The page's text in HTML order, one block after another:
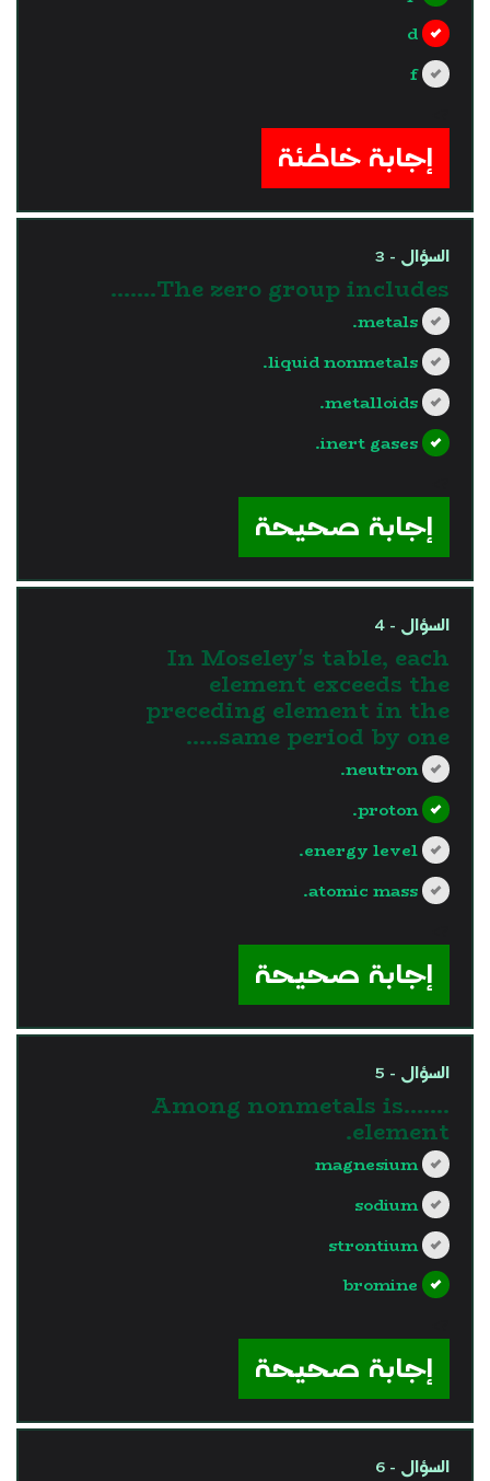
d
f
إجابة خاطئة
السؤال - 3
The zero group includes.......
metals.
liquid nonmetals.
metalloids.
inert gases.
إجابة صحيحة
السؤال - 4
In Moseley's table, each
element exceeds the
preceding element in the
same period by one…..
neutron.
proton.
energy level.
atomic mass.
إجابة صحيحة
السؤال - 5
Among nonmetals is…….
element.
magnesium
sodium
strontium
bromine
إجابة صحيحة
السؤال - 6